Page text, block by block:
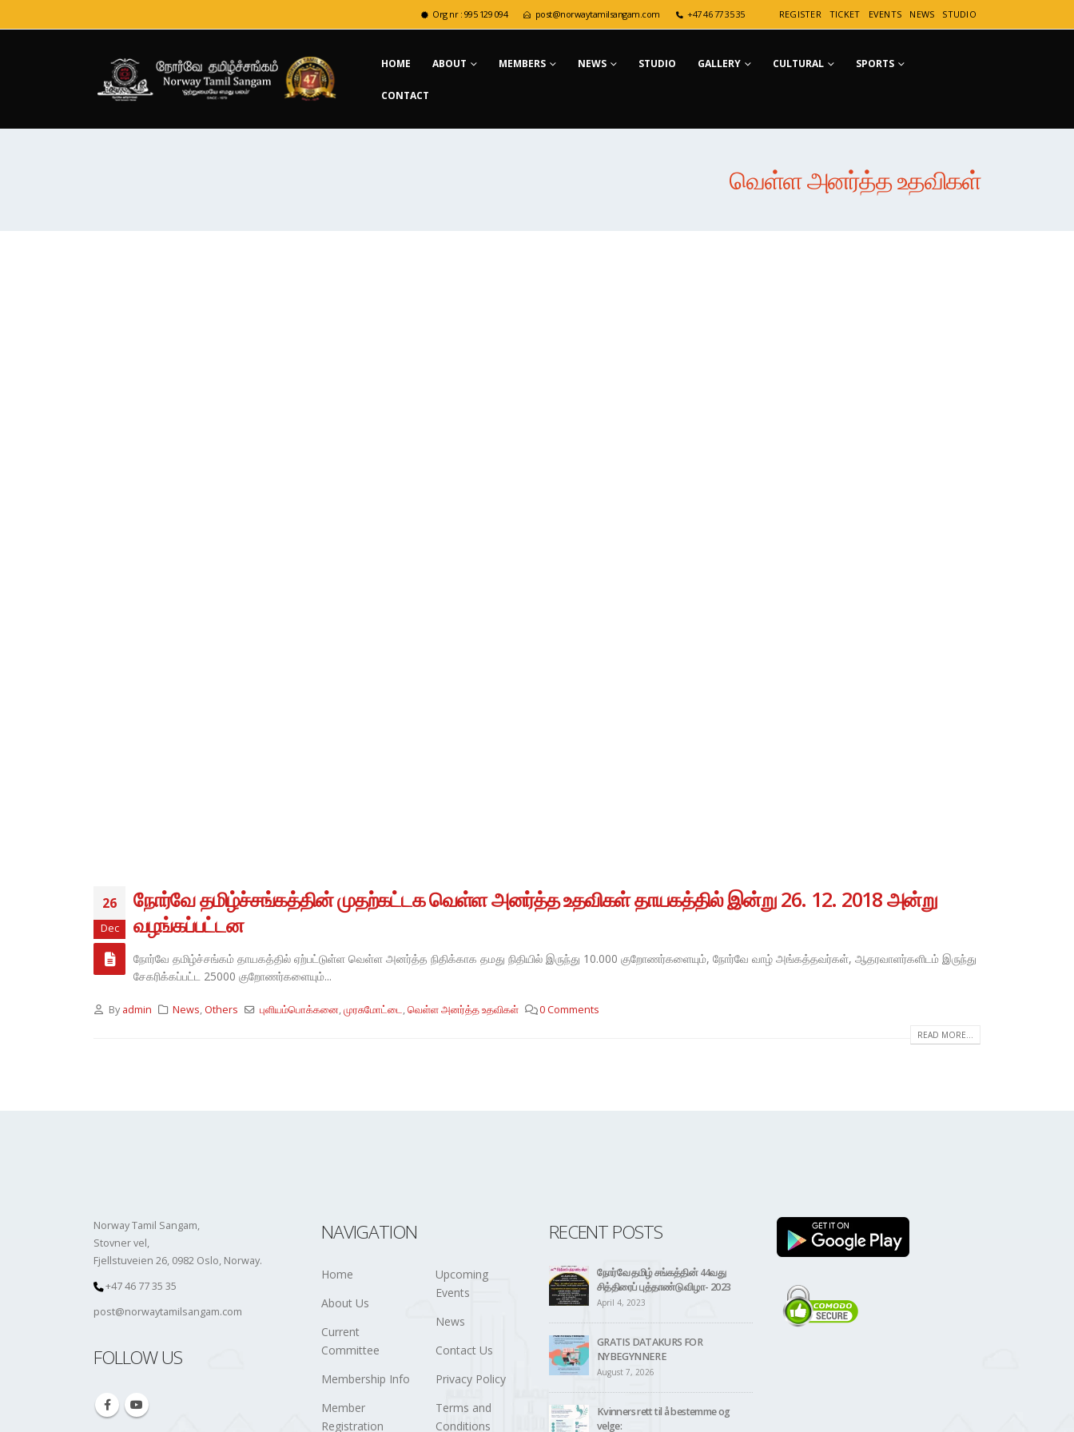
Org nr : 995 129 094 post@norwaytamilsangam.com +47 46 77 35 35 REGISTER TICKET EVENTS NEWS STUDIO
HOME ABOUT MEMBERS NEWS STUDIO GALLERY CULTURAL SPORTS
CONTACT
வெள்ள அனர்த்த உதவிகள்
26
Dec
நோர்வே தமிழ்ச்சங்கத்தின் முதற்கட்டக வெள்ள அனர்த்த உதவிகள் தாயகத்தில் இன்று 26. 12. 2018 அன்று
வழங்கப்பட்டன
நோர்வே தமிழ்ச்சங்கம் தாயகத்தில் ஏற்பட்டுள்ள வெள்ள அனர்த்த நிதிக்காக தமது நிதியில் இருந்து 10.000 குறோணர்களையும், நோர்வே வாழ் அங்கத்தவர்கள், ஆதரவாளர்களிடம் இருந்து
சேகரிக்கப்பட்ட 25000 குறோணர்களையும்...
By admin News, Others புளியம்பொக்கனை,முரசுமோட்டை,வெள்ள அனர்த்த உதவிகள் 0 Comments
READ MORE...
Norway Tamil Sangam,
Stovner vel,
Fjellstuveien 26, 0982 Oslo, Norway.
+47 46 77 35 35
post@norwaytamilsangam.com
FOLLOW US
NAVIGATION
Home
About Us
Current
Committee
Membership Info
Member
Registration
Upcoming
Events
News
Contact Us
Privacy Policy
Terms and
Conditions
RECENT POSTS
நோர்வே தமிழ் சங்கத்தின் 44வது
சித்திரைப் புத்தாண்டு விழா- 2023
April 4, 2023
GRATIS DATAKURS FOR
NYBEGYNNERE
August 7, 2026
Kvinners rett til å bestemme og
velge: